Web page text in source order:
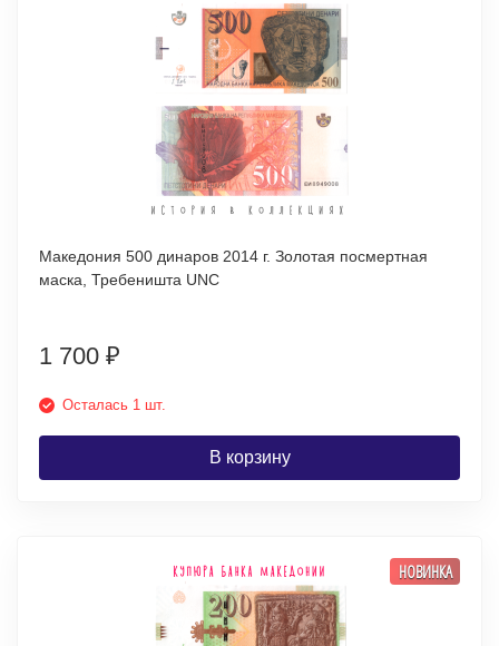
Македония 500 динаров 2014 г. Золотая посмертная
маска, Требеништа UNC
1 700 ₽
Осталась 1 шт.
В корзину
НОВИНКА